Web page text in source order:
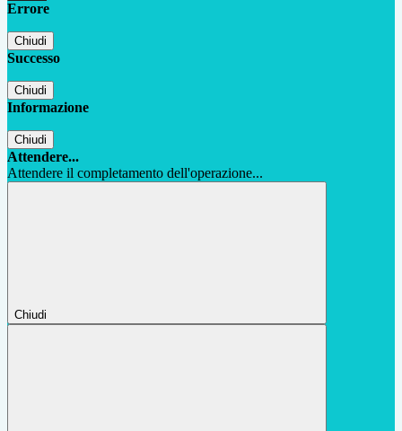
Errore
Chiudi
Successo
Chiudi
Informazione
Chiudi
Attendere...
Attendere il completamento dell'operazione...
Chiudi